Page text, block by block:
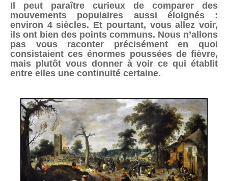
Il peut paraître curieux de comparer des
mouvements populaires aussi éloignés :
environ 4 siècles. Et pourtant, vous allez voir,
ils ont bien des points communs. Nous n’allons
pas vous raconter précisément en quoi
consistaient ces énormes poussées de fièvre,
mais plutôt vous donner à voir ce qui établit
entre elles une continuité certaine.